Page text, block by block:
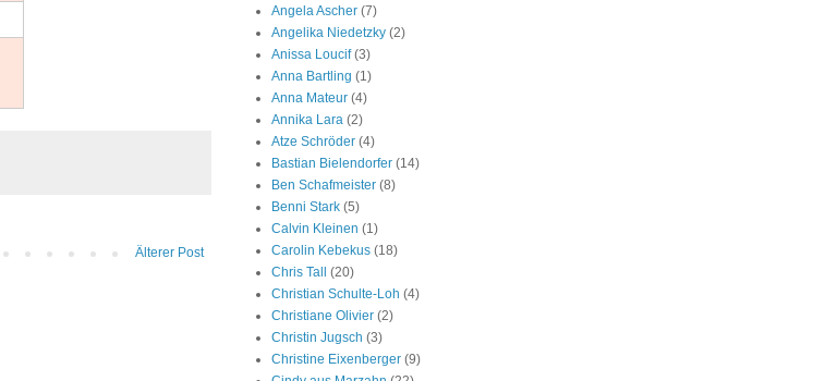
Älterer Post
Angela Ascher (7)
Angelika Niedetzky (2)
Anissa Loucif (3)
Anna Bartling (1)
Anna Mateur (4)
Annika Lara (2)
Atze Schröder (4)
Bastian Bielendorfer (14)
Ben Schafmeister (8)
Benni Stark (5)
Calvin Kleinen (1)
Carolin Kebekus (18)
Chris Tall
(20)
Christian Schulte-Loh (4)
Christiane Olivier (2)
Christin Jugsch (3)
Christine Eixenberger (9)